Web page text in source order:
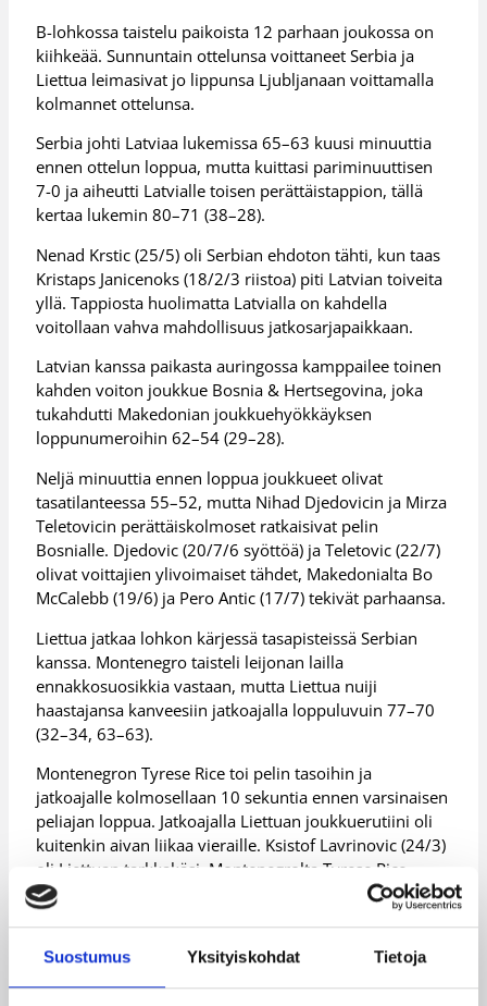
Suostumus Yksityiskohdat Tietoja
B-lohkossa taistelu paikoista 12 parhaan joukossa on
kiihkeää. Sunnuntain ottelunsa voittaneet Serbia ja
Liettua leimasivat jo lippunsa Ljubljanaan voittamalla
kolmannet ottelunsa.
Serbia johti Latviaa lukemissa 65–63 kuusi minuuttia
ennen ottelun loppua, mutta kuittasi pariminuuttisen
7-0 ja aiheutti Latvialle toisen perättäistappion, tällä
kertaa lukemin 80–71 (38–28).
Nenad Krstic (25/5) oli Serbian ehdoton tähti, kun taas
Kristaps Janicenoks (18/2/3 riistoa) piti Latvian toiveita
yllä. Tappiosta huolimatta Latvialla on kahdella
voitollaan vahva mahdollisuus jatkosarjapaikkaan.
Latvian kanssa paikasta auringossa kamppailee toinen
kahden voiton joukkue Bosnia & Hertsegovina, joka
tukahdutti Makedonian joukkuehyökkäyksen
loppunumeroihin 62–54 (29–28).
Neljä minuuttia ennen loppua joukkueet olivat
tasatilanteessa 55–52, mutta Nihad Djedovicin ja Mirza
Teletovicin perättäiskolmoset ratkaisivat pelin
Bosnialle. Djedovic (20/7/6 syöttöä) ja Teletovic (22/7)
olivat voittajien ylivoimaiset tähdet, Makedonialta Bo
McCalebb (19/6) ja Pero Antic (17/7) tekivät parhaansa.
Liettua jatkaa lohkon kärjessä tasapisteissä Serbian
kanssa. Montenegro taisteli leijonan lailla
ennakkosuosikkia vastaan, mutta Liettua nuiji
haastajansa kanveesiin jatkoajalla loppuluvuin 77–70
(32–34, 63–63).
Montenegron Tyrese Rice toi pelin tasoihin ja
jatkoajalle kolmosellaan 10 sekuntia ennen varsinaisen
peliajan loppua. Jatkoajalla Liettuan joukkuerutiini oli
kuitenkin aivan liikaa vieraille. Ksistof Lavrinovic (24/3)
oli Liettuan tarkkakäsi, Montenegrolta Tyrese Rice
(19/2) oli terävimmällä pelipäällä.
Kroatia hiljensi Celjen hallin, Espanja
lohkojohtoon